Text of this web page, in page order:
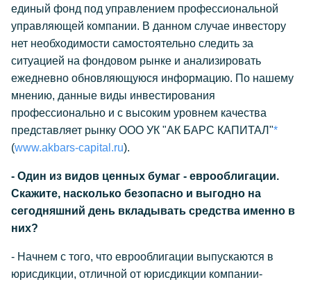
единый фонд под управлением профессиональной
управляющей компании. В данном случае инвестору
нет необходимости самостоятельно следить за
ситуацией на фондовом рынке и анализировать
ежедневно обновляющуюся информацию. По нашему
мнению, данные виды инвестирования
профессионально и с высоким уровнем качества
представляет рынку ООО УК "АК БАРС КАПИТАЛ"*
(www.akbars-capital.ru).
- Один из видов ценных бумаг - еврооблигации.
Скажите, насколько безопасно и выгодно на
сегодняшний день вкладывать средства именно в
них?
- Начнем с того, что еврооблигации выпускаются в
юрисдикции, отличной от юрисдикции компании-